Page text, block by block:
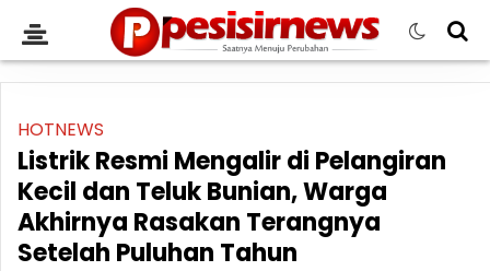
HOTNEWS
Listrik Resmi Mengalir di Pelangiran
Kecil dan Teluk Bunian, Warga
Akhirnya Rasakan Terangnya
Setelah Puluhan Tahun